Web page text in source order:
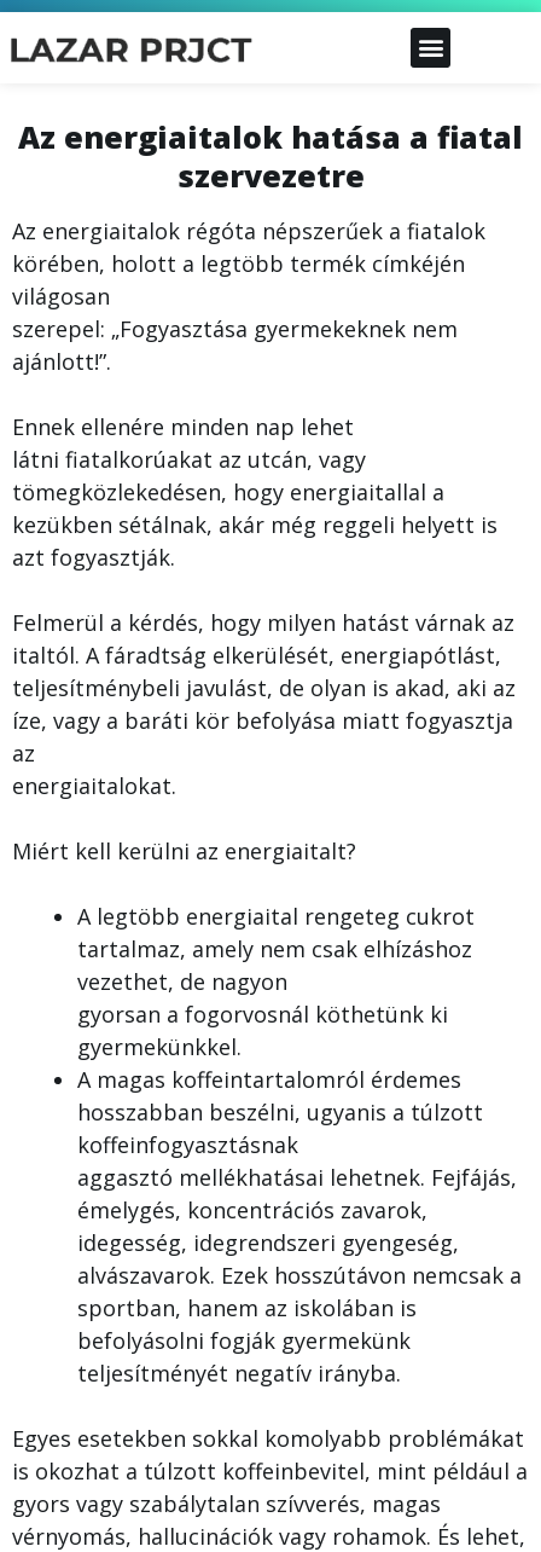
Az energiaitalok hatása a fiatal
szervezetre
Az energiaitalok régóta népszerűek a fiatalok
körében, holott a legtöbb termék címkéjén
világosan
szerepel: „Fogyasztása gyermekeknek nem
ajánlott!”.
Ennek ellenére minden nap lehet
látni fiatalkorúakat az utcán, vagy
tömegközlekedésen, hogy energiaitallal a
kezükben sétálnak, akár még reggeli helyett is
azt fogyasztják.
Felmerül a kérdés, hogy milyen hatást várnak az
italtól. A fáradtság elkerülését, energiapótlást,
teljesítménybeli javulást, de olyan is akad, aki az
íze, vagy a baráti kör befolyása miatt fogyasztja
az
energiaitalokat.
Miért kell kerülni az energiaitalt?
A legtöbb energiaital rengeteg cukrot
tartalmaz, amely nem csak elhízáshoz
vezethet, de nagyon
gyorsan a fogorvosnál köthetünk ki
gyermekünkkel.
A magas koffeintartalomról érdemes
hosszabban beszélni, ugyanis a túlzott
koffeinfogyasztásnak
aggasztó mellékhatásai lehetnek. Fejfájás,
émelygés, koncentrációs zavarok,
idegesség, idegrendszeri gyengeség,
alvászavarok. Ezek hosszútávon nemcsak a
sportban, hanem az iskolában is
befolyásolni fogják gyermekünk
teljesítményét negatív irányba.
Egyes esetekben sokkal komolyabb problémákat
is okozhat a túlzott koffeinbevitel, mint például a
gyors vagy szabálytalan szívverés, magas
vérnyomás, hallucinációk vagy rohamok. És lehet,